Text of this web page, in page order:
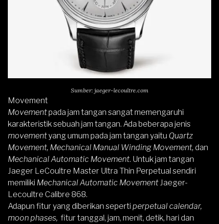
Sumber: jaeger-lecoultre.com
Movement
Movementpada jam tangan sangat memengaruhi
karakteristik sebuah jam tangan. Ada beberapa jenis
movementyang umum pada jam tangan yaitu Quartz
Movement, Mechanical Manual Winding Movement, dan
Mechanical Automatic Movement. Untuk jam tangan
Jaeger LeCoultre Master Ultra Thin Perpetual sendiri
memiliki Mechanical Automatic Movement Jaeger-
Lecoultre Calibre 868.
Adapun fitur yang diberikan seperti perpetual calendar,
moon phases, fitur tanggal, jam, menit, detik, hari dan